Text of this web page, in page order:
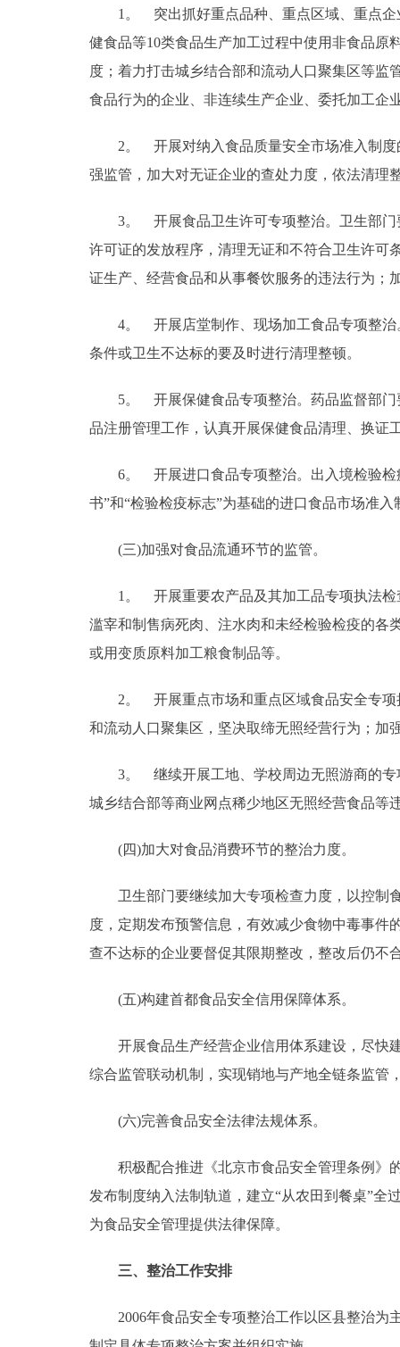
1。 突出抓好重点品种、重点区域、重点企业
健食品等10类食品生产加工过程中使用非食品原
度；着力打击城乡结合部和流动人口聚集区等
食品行为的企业、非连续生产企业、委托加工企
2。 开展对纳入食品质量安全市场准入制度的
强监管，加大对无证企业的查处力度，依法清理
3。 开展食品卫生许可专项整治。卫生部门要
许可证的发放程序，清理无证和不符合卫生许可
证生产、经营食品和从事餐饮服务的违法行为；
4。 开展店堂制作、现场加工食品专项整治。
条件或卫生不达标的要及时进行清理整顿。
5。 开展保健食品专项整治。药品监督部门要
品注册管理工作，认真开展保健食品清理、换证
6。 开展进口食品专项整治。出入境检验检疫
书”和“检验检疫标志”为基础的进口食品市场准入
(三)加强对食品流通环节的监管。
1。 开展重要农产品及其加工品专项执法检查
滥宰和制售病死肉、注水肉和未经检验检疫的各
或用变质原料加工粮食制品等。
2。 开展重点市场和重点区域食品安全专项执
和流动人口聚集区，坚决取缔无照经营行为；加
3。 继续开展工地、学校周边无照游商的专项
城乡结合部等商业网点稀少地区无照经营食品等
(四)加大对食品消费环节的整治力度。
卫生部门要继续加大专项检查力度，以控制食
度，定期发布预警信息，有效减少食物中毒事
查不达标的企业要督促其限期整改，整改后仍不
(五)构建首都食品安全信用保障体系。
开展食品生产经营企业信用体系建设，尽快建
综合监管联动机制，实现销地与产地全链条监管
(六)完善食品安全法律法规体系。
积极配合推进《北京市食品安全管理条例》的
发布制度纳入法制轨道，建立“从农田到餐桌”全
为食品安全管理提供法律保障。
三、整治工作安排
2006年食品安全专项整治工作以区县整治为